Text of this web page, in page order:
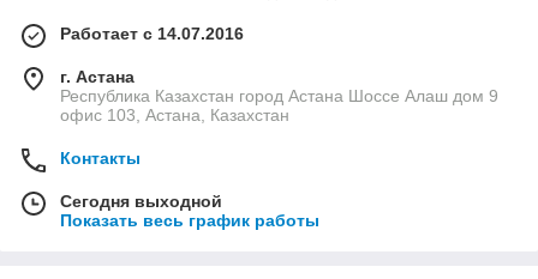
Работает с 14.07.2016
г. Астана
Республика Казахстан город Астана Шоссе Алаш дом 9
офис 103, Астана, Казахстан
Контакты
Сегодня выходной
Показать весь график работы